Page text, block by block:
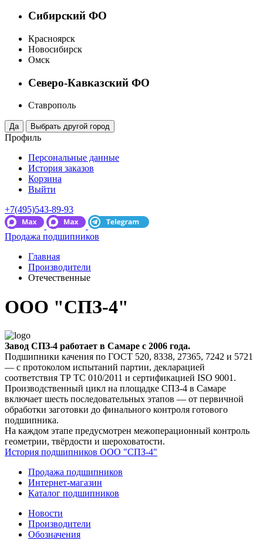
Сибирский ФО
Красноярск
Новосибирск
Омск
Северо-Кавказский ФО
Ставрополь
Профиль
Персональные данные
История заказов
Корзина
Выйти
+7(495)543-89-93
Продажа подшипников
Главная
Производители
Отечественные
ООО "СПЗ-4"
Завод СПЗ-4 работает в Самаре с 2006 года.
Подшипники качения по ГОСТ 520, 8338, 27365, 7242 и 5721
— с протоколом испытаний партии, декларацией
соответствия ТР ТС 010/2011 и сертификацией ISO 9001.
Производственный цикл на площадке СПЗ-4 в Самаре
включает шесть последовательных этапов — от первичной
обработки заготовки до финального контроля готового
подшипника.
На каждом этапе предусмотрен межоперационный контроль
геометрии, твёрдости и шероховатости.
История подшипников ООО "СПЗ-4"
Продажа подшипников
Интернет-магазин
Каталог подшипников
Новости
Производители
Обозначения